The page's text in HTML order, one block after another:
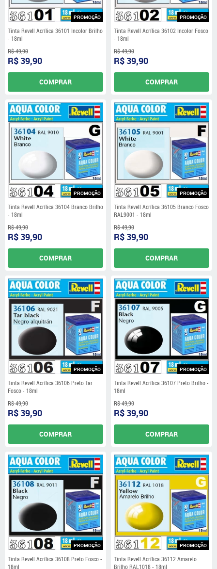
PROMOÇÃO
Tinta Revell Acrílica 36101 Incolor Brilho
- 18ml
R$ 49,90
R$ 39,90
COMPRAR
PROMOÇÃO
Tinta Revell Acrílica 36102 Incolor Fosco
- 18ml
R$ 49,90
R$ 39,90
COMPRAR
PROMOÇÃO
Tinta Revell Acrílica 36104 Branco Brilho
- 18ml
R$ 49,90
R$ 39,90
COMPRAR
PROMOÇÃO
Tinta Revell Acrílica 36105 Branco Fosco
RAL9001 - 18ml
R$ 49,90
R$ 39,90
COMPRAR
PROMOÇÃO
Tinta Revell Acrílica 36106 Preto Tar
Fosco - 18ml
R$ 49,90
R$ 39,90
COMPRAR
PROMOÇÃO
Tinta Revell Acrílica 36107 Preto Brilho -
18ml
R$ 49,90
R$ 39,90
COMPRAR
PROMOÇÃO
Tinta Revell Acrílica 36108 Preto Fosco -
18ml
PROMOÇÃO
Tinta Revell Acrílica 36112 Amarelo
Brilho RAL1018 - 18ml